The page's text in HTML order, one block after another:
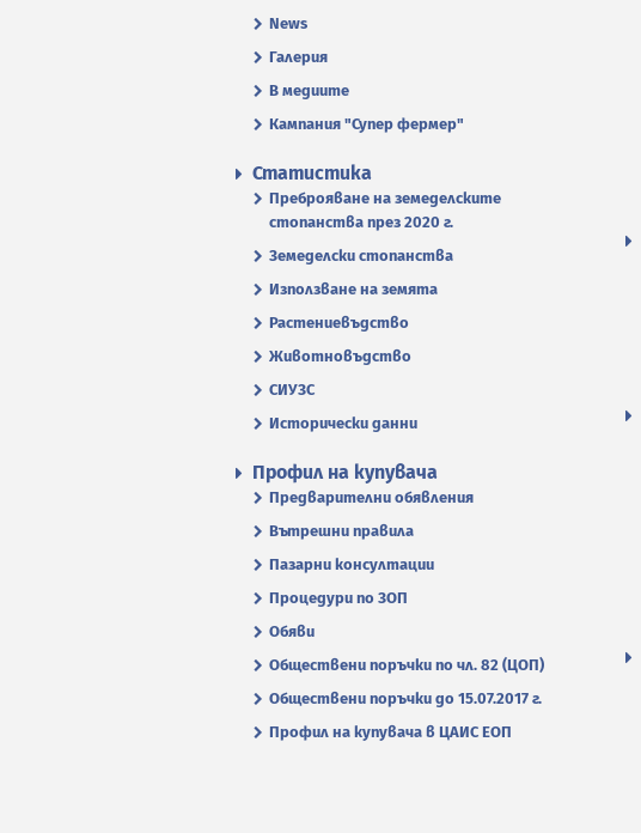
News
Галерия
В медиите
Кампания "Супер фермер"
Статистика
Преброяване на земеделските
стопанства през 2020 г.
Земеделски стопанства
Използване на земята
Растениевъдство
Животновъдство
СИУЗС
Исторически данни
Профил на купувача
Предварителни обявления
Вътрешни правила
Пазарни консултации
Процедури по ЗОП
Обяви
Обществени поръчки по чл. 82 (ЦОП)
Обществени поръчки до 15.07.2017 г.
Профил на купувача в ЦАИС ЕОП